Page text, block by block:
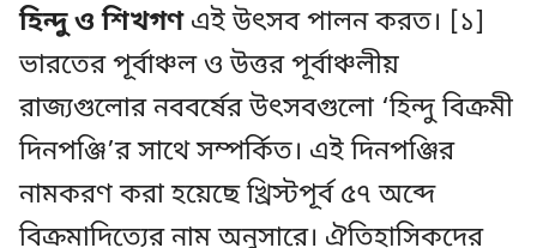
হিন্দু ও শিখগণএই উৎসব পালন করত। [১]
ভারতের পূর্বাঞ্চল ও উত্তর পূর্বাঞ্চলীয়
রাজ্যগুলোর নববর্ষের উৎসবগুলো ‘হিন্দু বিক্রমী
দিনপঞ্জি’র সাথে সম্পর্কিত। এই দিনপঞ্জির
নামকরণ করা হয়েছে খ্রিস্টপূর্ব ৫৭ অব্দে
বিক্রমাদিত্যের নাম অনুসারে। ঐতিহাসিকদের